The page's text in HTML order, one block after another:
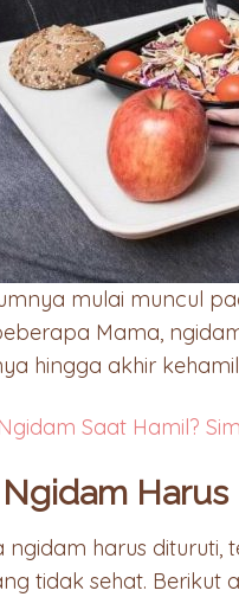
mulai muncul
Mama,
hingga akhir
Ngidam Saat Hamil?
Harus
ngidam harus
tidak sehat. Berikut